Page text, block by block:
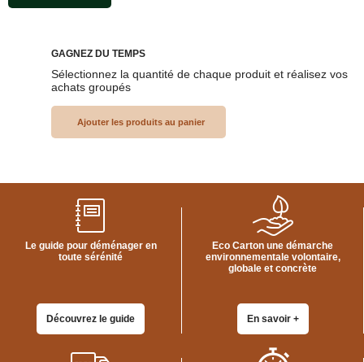
GAGNEZ DU TEMPS
Sélectionnez la quantité de chaque produit et réalisez vos
achats groupés
Le guide pour déménager en
toute sérénité
Découvrez le guide
Eco Carton une démarche
environnementale volontaire,
globale et concrète
En savoir +